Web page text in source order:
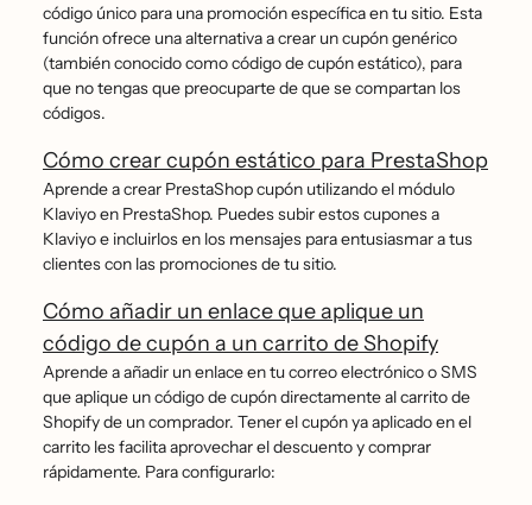
código único para una promoción específica en tu sitio. Esta
función ofrece una alternativa a crear un cupón genérico
(también conocido como código de cupón estático), para
que no tengas que preocuparte de que se compartan los
códigos.
Cómo crear cupón estático para PrestaShop
Aprende a crear PrestaShop cupón utilizando el módulo
Klaviyo en PrestaShop. Puedes subir estos cupones a
Klaviyo e incluirlos en los mensajes para entusiasmar a tus
clientes con las promociones de tu sitio.
Cómo añadir un enlace que aplique un
código de cupón a un carrito de Shopify
Aprende a añadir un enlace en tu correo electrónico o SMS
que aplique un código de cupón directamente al carrito de
Shopify de un comprador. Tener el cupón ya aplicado en el
carrito les facilita aprovechar el descuento y comprar
rápidamente. Para configurarlo: